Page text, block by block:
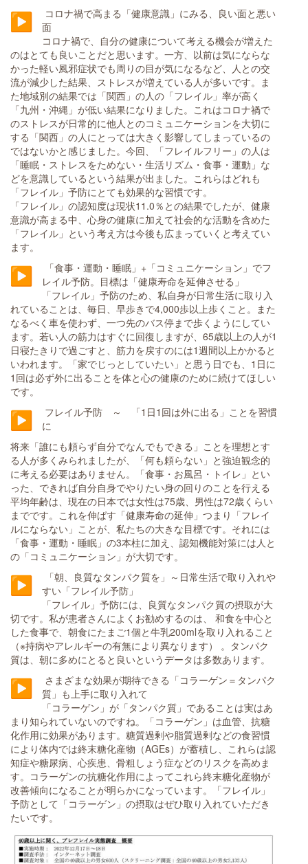
コロナ禍で高まる「健康意識」にみる、良い面と悪い
面
コロナ禍で、自分の健康について考える機会が増えた
のはとても良いことだと思います。一方、以前は気にならな
かった軽い風邪症状でも周りの目が気になるなど、人との交
流が減少した結果、ストレスが増えている人が多いです。ま
た地域別の結果では「関西」の人の「フレイル」率が高く
「九州・沖縄」が低い結果になりました。これはコロナ禍で
のストレスが日常的に他人とのコミュニケーションを大切に
する「関西」の人にとっては大きく影響してしまっているの
ではないかと感じました。今回、「フレイルフリー」の人は
「睡眠・ストレスをためない・生活リズム・食事・運動」な
どを意識しているという結果が出ました。これらはどれも
「フレイル」予防にとても効果的な習慣です。
「フレイル」の認知度は現状11.0％との結果でしたが、健康
意識が高まる中、心身の健康に加えて社会的な活動を含めた
「フレイル」という考え方は今後も広まっていくと考えてい
ます。
「食事・運動・睡眠」+「コミュニケーション」でフ
レイル予防。目標は「健康寿命を延伸させる」
「フレイル」予防のため、私自身が日常生活に取り入
れていることは、毎日、早歩きで4,000歩以上歩くこと。また
なるべく車を使わず、一つ先のバス停まで歩くようにしてい
ます。若い人の筋力はすぐに回復しますが、65歳以上の人が1
日寝たきりで過ごすと、筋力を戻すのには1週間以上かかると
いわれます。「家でじっとしていたい」と思う日でも、1日に
1回は必ず外に出ることを体と心の健康のために続けてほしい
です。
フレイル予防 ～ 「1日1回は外に出る」ことを習慣
に
将来「誰にも頼らず自分でなんでもできる」ことを理想とす
る人が多くみられましたが、「何も頼らない」と強迫観念的
に考える必要はありません。「食事・お風呂・トイレ」とい
った、できれば自分自身でやりたい身の回りのことを行える
平均年齢は、現在の日本では女性は75歳、男性は72歳くらい
までです。これを伸ばす「健康寿命の延伸」つまり「フレイ
ルにならない」ことが、私たちの大きな目標です。それには
「食事・運動・睡眠」の3本柱に加え、認知機能対策には人と
の「コミュニケーション」が大切です。
「朝、良質なタンパク質を」～日常生活で取り入れや
すい「フレイル予防」
「フレイル」予防には、良質なタンパク質の摂取が大
切です。私が患者さんによくお勧めするのは、 和食を中心と
した食事で、朝食にたまご1個と牛乳200mlを取り入れること
（※持病やアレルギーの有無により異なります） 。タンパク
質は、朝に多めにとると良いというデータは多数あります。
さまざまな効果が期待できる「コラーゲン＝タンパク
質」も上手に取り入れて
「コラーゲン」が「タンパク質」であることは実はあ
まり知られていないのですね。「コラーゲン」は血管、抗糖
化作用に効果があります。糖質過剰や脂質過剰などの食習慣
により体内では終末糖化産物（AGEs）が蓄積し、これらは認
知症や糖尿病、心疾患、骨粗しょう症などのリスクを高めま
す。コラーゲンの抗糖化作用によってこれら終末糖化産物が
改善傾向になることが明らかになっています。「フレイル」
予防として「コラーゲン」の摂取はぜひ取り入れていただき
たいです。